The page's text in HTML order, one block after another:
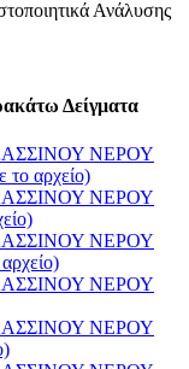
Δείγματα
ΝΕΡΟΥ
αρχείο)
ΝΕΡΟΥ
ΝΕΡΟΥ
ΝΕΡΟΥ
ΝΕΡΟΥ